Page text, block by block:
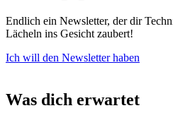
Endlich ein Newsletter, der dir
Lächeln ins Gesicht zaubert!
Ich will den Newsletter haben
Was dich erwartet